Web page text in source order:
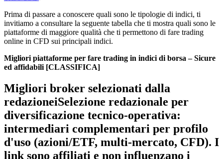
Prima di passare a conoscere quali sono le tipologie di indici, ti
invitiamo a consultare la seguente tabella che ti mostra quali sono le
piattaforme di maggiore qualità che ti permettono di fare trading
online in CFD sui principali indici.
Migliori piattaforme per fare trading in indici di borsa – Sicure
ed affidabili [CLASSIFICA]
Migliori broker selezionati dalla
redazioneiSelezione redazionale per
diversificazione tecnico-operativa:
intermediari complementari per profilo
d'uso (azioni/ETF, multi-mercato, CFD). I
link sono affiliati e non influenzano i